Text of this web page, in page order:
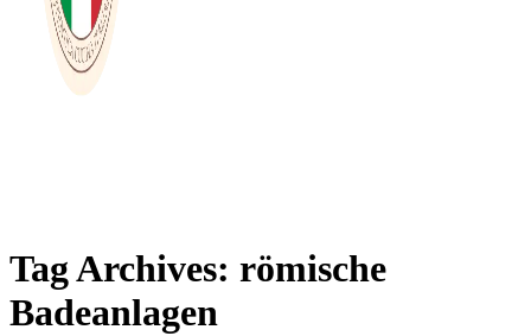
Tag Archives: römische
Badeanlagen